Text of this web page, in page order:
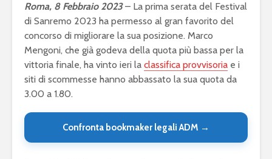
Roma, 8 Febbraio 2023– La prima serata del Festival
di Sanremo 2023 ha permesso al gran favorito del
concorso di migliorare la sua posizione. Marco
Mengoni, che già godeva della quota più bassa per la
vittoria finale, ha vinto ieri la classifica provvisoria e i
siti di scommesse hanno abbassato la sua quota da
3.00 a 1.80.
Confronta bookmaker legali ADM →